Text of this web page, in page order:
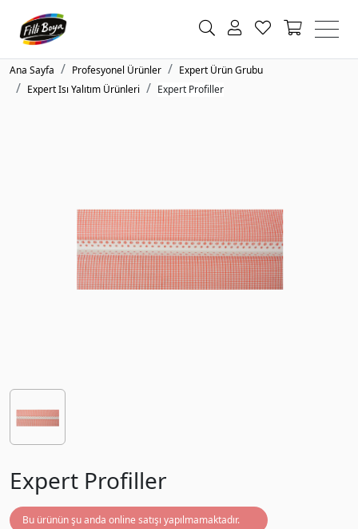
Ana Sayfa Profesyonel Ürünler
Expert Ürün Grubu
Expert Isı Yalıtım Ürünleri
Expert Profiller
Expert Profiller
Bu ürünün şu anda online satışı yapılmamaktadır.